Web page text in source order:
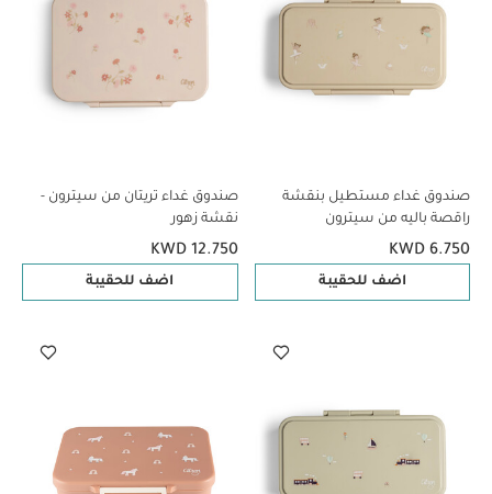
صندوق غداء مستطيل بنقشة
راقصة باليه من سيترون
KWD 6.750
اضف للحقيبة
صندوق غداء تريتان من سيترون -
نقشة زهور
KWD 12.750
اضف للحقيبة